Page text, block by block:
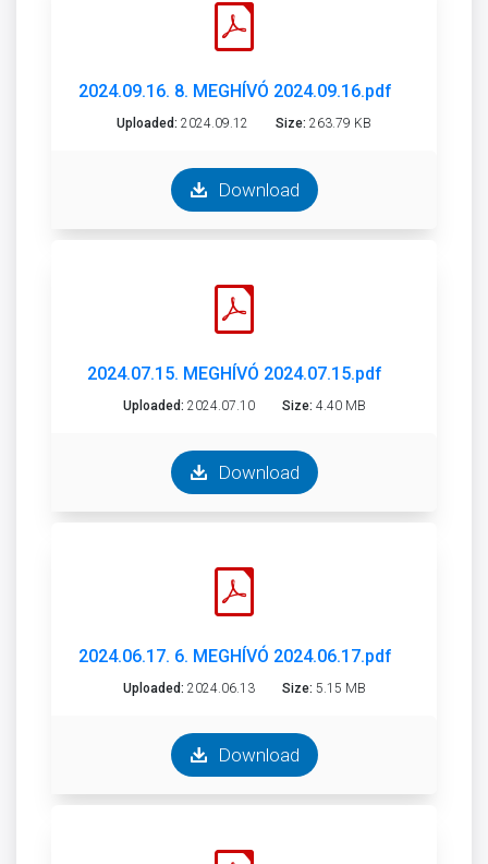
2024.09.16. 8. MEGHÍVÓ 2024.09.16.pdf
Uploaded: 2024.09.12 Size: 263.79 KB
Download
2024.07.15. MEGHÍVÓ 2024.07.15.pdf
Uploaded: 2024.07.10 Size: 4.40 MB
Download
2024.06.17. 6. MEGHÍVÓ 2024.06.17.pdf
Uploaded: 2024.06.13 Size: 5.15 MB
Download